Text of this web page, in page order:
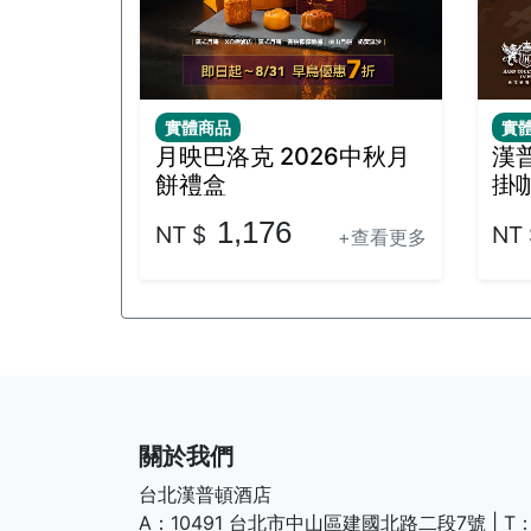
月映巴洛克 2026中秋月
餅禮盒
NT $ 1,176 +查看更多
漢
掛
NT
關於我們
台北漢普頓酒店
A：10491 台北市中山區建國北路二段7號 |